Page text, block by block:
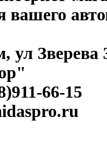
вашего
ул
66-15